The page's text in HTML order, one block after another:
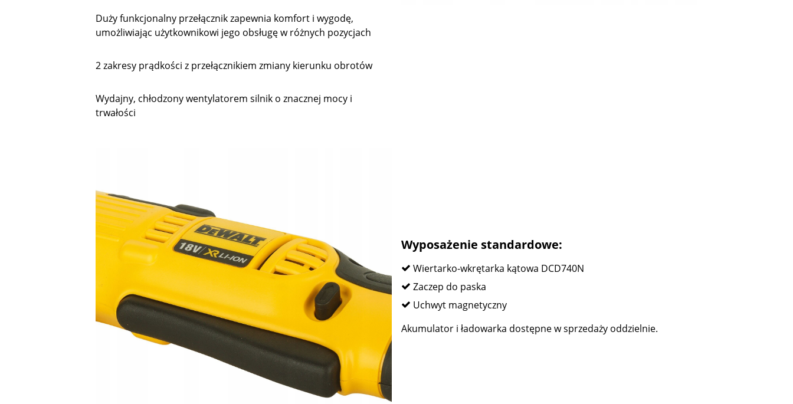
Duży funkcjonalny przełącznik zapewnia komfort i wygodę,
umożliwiając użytkownikowi jego obsługę w różnych pozycjach
2 zakresy prądkości z przełącznikiem zmiany kierunku obrotów
Wydajny, chłodzony wentylatorem silnik o znacznej mocy i
trwałości
Wyposażenie standardowe:
Wiertarko-wkrętarka kątowa DCD740N
Zaczep do paska
Uchwyt magnetyczny
Akumulator i ładowarka dostępne w sprzedaży oddzielnie.